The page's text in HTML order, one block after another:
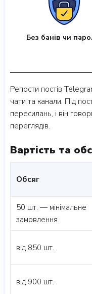
Без банів чи
Репости постів
чати та канали. Під
пересилань, і він
переглядів.
Вартість та
Обсяг
50 шт. — мінімальне
замовлення
від 850 шт.
від 900 шт.